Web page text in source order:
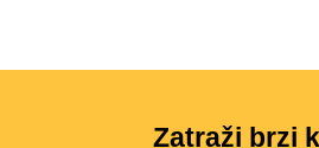
Zatraži brzi